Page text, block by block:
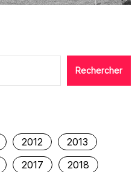
Rechercher
2012
2013
2017
2018